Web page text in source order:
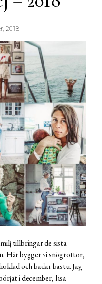
2018
tillbringar de sista
Här bygger vi snögrottor,
och badar bastu. Jag
i december, läsa